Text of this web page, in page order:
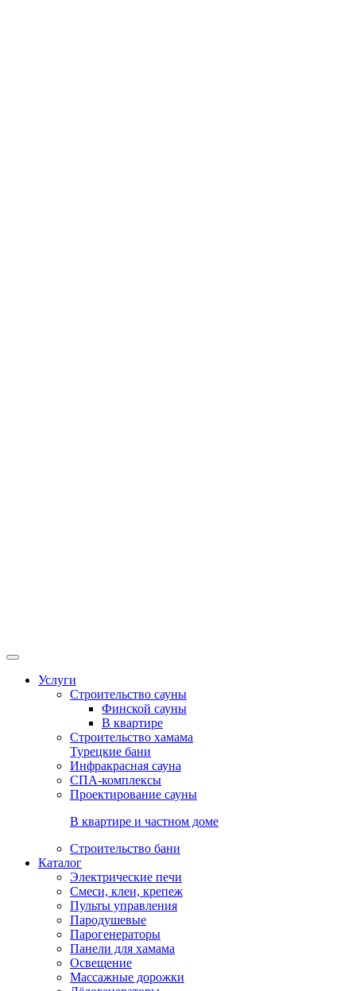
Услуги
Строительство сауны
Финской сауны
В квартире
Строительство хамама
Турецкие бани
Инфракрасная сауна
СПА-комплексы
Проектирование сауны
В квартире и частном доме
Строительство бани
Каталог
Электрические печи
Смеси, клеи, крепеж
Пульты управления
Пародушевые
Парогенераторы
Панели для хамама
Освещение
Массажные дорожки